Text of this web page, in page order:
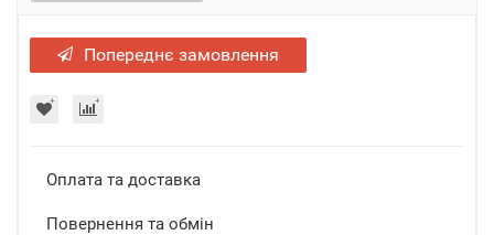
Попереднє замовлення
Оплата та доставка
Повернення та обмін